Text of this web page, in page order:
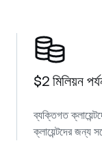
$2 মিলিয়ন
ব্যক্তিগত
ক্লায়েন্টদের জন্য